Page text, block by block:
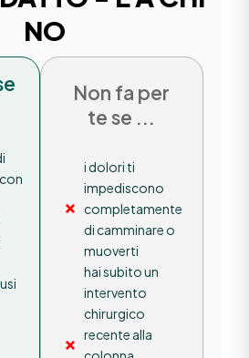
NO
Non fa per
te se ...
i dolori ti
impediscono
completamente
di camminare o
muoverti
hai subito un
intervento
chirurgico
recente alla